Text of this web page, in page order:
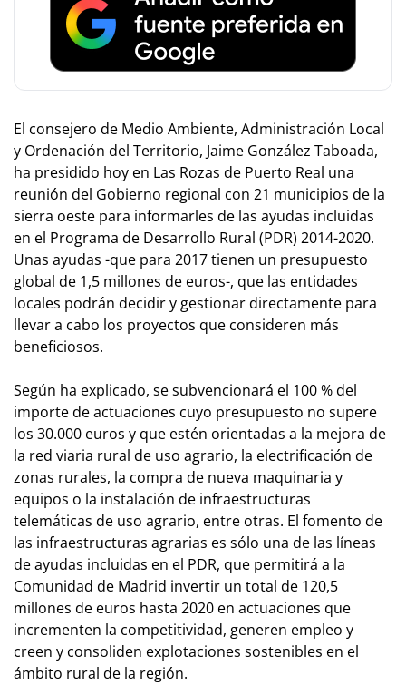
El consejero de Medio Ambiente, Administración Local
y Ordenación del Territorio, Jaime González Taboada,
ha presidido hoy en Las Rozas de Puerto Real una
reunión del Gobierno regional con 21 municipios de la
sierra oeste para informarles de las ayudas incluidas
en el Programa de Desarrollo Rural (PDR) 2014-2020.
Unas ayudas -que para 2017 tienen un presupuesto
global de 1,5 millones de euros-, que las entidades
locales podrán decidir y gestionar directamente para
llevar a cabo los proyectos que consideren más
beneficiosos.
Según ha explicado, se subvencionará el 100 % del
importe de actuaciones cuyo presupuesto no supere
los 30.000 euros y que estén orientadas a la mejora de
la red viaria rural de uso agrario, la electrificación de
zonas rurales, la compra de nueva maquinaria y
equipos o la instalación de infraestructuras
telemáticas de uso agrario, entre otras. El fomento de
las infraestructuras agrarias es sólo una de las líneas
de ayudas incluidas en el PDR, que permitirá a la
Comunidad de Madrid invertir un total de 120,5
millones de euros hasta 2020 en actuaciones que
incrementen la competitividad, generen empleo y
creen y consoliden explotaciones sostenibles en el
ámbito rural de la región.